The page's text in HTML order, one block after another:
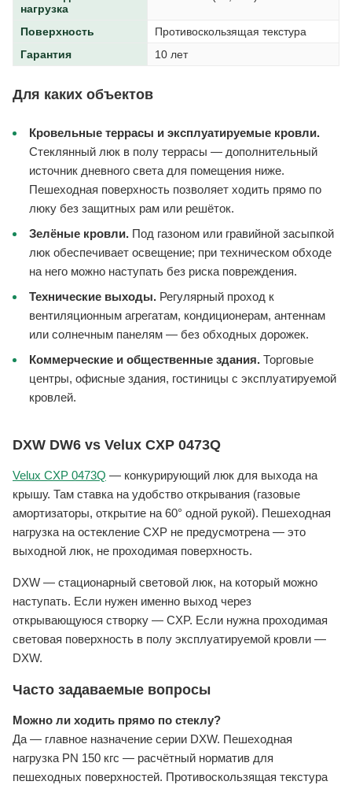
нагрузка
Поверхность
Противоскользящая текстура
Гарантия
10 лет
Для каких объектов
Кровельные террасы и эксплуатируемые кровли.
Стеклянный люк в полу террасы — дополнительный
источник дневного света для помещения ниже.
Пешеходная поверхность позволяет ходить прямо по
люку без защитных рам или решёток.
Зелёные кровли. Под газоном или гравийной засыпкой
люк обеспечивает освещение; при техническом обходе
на него можно наступать без риска повреждения.
Технические выходы. Регулярный проход к
вентиляционным агрегатам, кондиционерам, антеннам
или солнечным панелям — без обходных дорожек.
Коммерческие и общественные здания. Торговые
центры, офисные здания, гостиницы с эксплуатируемой
кровлей.
DXW DW6 vs Velux CXP 0473Q
Velux CXP 0473Q — конкурирующий люк для выхода на
крышу. Там ставка на удобство открывания (газовые
амортизаторы, открытие на 60° одной рукой). Пешеходная
нагрузка на остекление CXP не предусмотрена — это
выходной люк, не проходимая поверхность.
DXW — стационарный световой люк, на который можно
наступать. Если нужен именно выход через
открывающуюся створку — CXP. Если нужна проходимая
световая поверхность в полу эксплуатируемой кровли —
DXW.
Часто задаваемые вопросы
Можно ли ходить прямо по стеклу?
Да — главное назначение серии DXW. Пешеходная
нагрузка PN 150 кгс — расчётный норматив для
пешеходных поверхностей. Противоскользящая текстура